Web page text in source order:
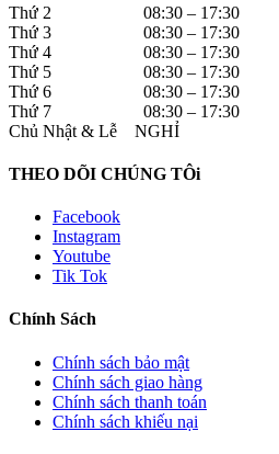
Thứ 2 08:30 – 17:30
Thứ 3 08:30 – 17:30
Thứ 4 08:30 – 17:30
Thứ 5 08:30 – 17:30
Thứ 6 08:30 – 17:30
Thứ 7 08:30 – 17:30
Chủ Nhật & Lễ NGHỈ
THEO DÕI CHÚNG TÔi
Facebook
Instagram
Youtube
Tik Tok
Chính Sách
Chính sách bảo mật
Chính sách giao hàng
Chính sách thanh toán
Chính sách khiếu nại